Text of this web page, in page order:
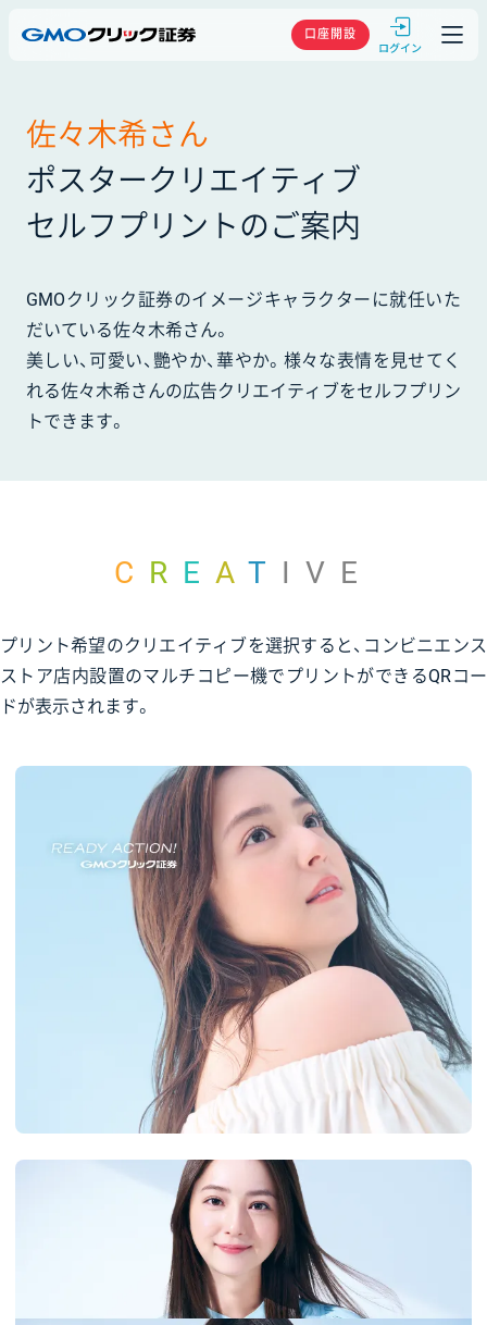
GMOクリック
口座開設
佐々木希さん
ポスタークリエイティブ
セルフプリントのご案内
GMOクリック証券のイメージキャラクターに就任いた
だいている佐々木希さん。
美しい、可愛い、艷やか、華やか。様々な表情を見せてく
れる佐々木希さんの広告クリエイティブをセルフプリン
トできます。
CREATIVE
プリント希望のクリエイティブを選択すると、コンビニエンス
ストア店内設置のマルチコピー機でプリントができるQRコー
ドが表示されます。